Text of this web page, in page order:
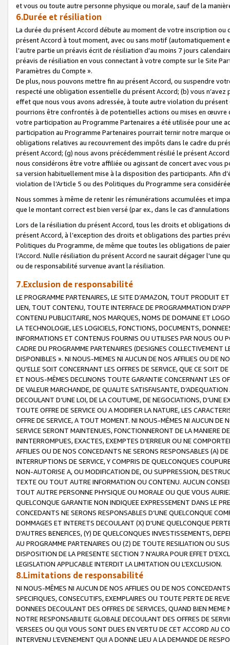
et vous ou toute autre personne physique ou morale, sauf de la
6.Durée et résiliation
La durée du présent Accord débute au moment de votre inscription
présent Accord à tout moment, avec ou sans motif (automatiquement
l’autre partie un préavis écrit de résiliation d’au moins 7 jours
préavis de résiliation en vous connectant à votre compte sur le Site
Paramètres du Compte ».
De plus, nous pouvons mettre fin au présent Accord, ou suspendre
respecté une obligation essentielle du présent Accord; (b) vous
effet que nous vous avons adressée, à toute autre violation du
pourrions être confrontés à de potentielles actions ou mises en
votre participation au Programme Partenaires a été utilisée pour une
participation au Programme Partenaires pourrait ternir notre marque
obligations relatives au recouvrement des impôts dans le cadre du
présent Accord; (g) nous avons précédemment résilié le présent
nous considérons être votre affiliée ou agissant de concert avec vous
sa version habituellement mise à la disposition des participants. Afin
violation de l’Article 5 ou des Politiques du Programme sera
Nous sommes à même de retenir les rémunérations accumulées et
que le montant correct est bien versé (par ex., dans le cas
Lors de la résiliation du présent Accord, tous les droits et obligations
présent Accord, à l’exception des droits et obligations des parties
Politiques du Programme, de même que toutes les obligations de
l’Accord. Nulle résiliation du présent Accord ne saurait dégager l'une
ou de responsabilité survenue avant la résiliation.
7.Exclusion de responsabilité
LE PROGRAMME PARTENAIRES, LE SITE D’AMAZON, TOUT PRODUIT
LIEN, TOUT CONTENU, TOUTE INTERFACE DE PROGRAMMATION
CONTENU PUBLICITAIRE, NOS MARQUES, NOMS DE DOMAINE ET
LA TECHNOLOGIE, LES LOGICIELS, FONCTIONS, DOCUMENTS,
INFORMATIONS ET CONTENUS FOURNIS OU UTILISES PAR NOUS OU
CADRE DU PROGRAMME PARTENAIRES (DESIGNES COLLECTIVEMENT
DISPONIBLES ». NI NOUS-MEMES NI AUCUN DE NOS AFFILIES OU DE
QU’ELLE SOIT CONCERNANT LES OFFRES DE SERVICE, QUE CE SOIT
ET NOUS-MÊMES DECLINONS TOUTE GARANTIE CONCERNANT LES
DE VALEUR MARCHANDE, DE QUALITE SATISFAISANTE,
DECOULANT D’UNE LOI, DE LA COUTUME, DE NEGOCIATIONS, D’UNE
TOUTE OFFRE DE SERVICE OU A MODIFIER LA NATURE, LES
OFFRE DE SERVICE, A TOUT MOMENT. NI NOUS-MÊMES NI AUCUN DE
SERVICE SERONT MAINTENUES, FONCTIONNERONT DE LA MANIERE
ININTERROMPUES, EXACTES, EXEMPTES D’ERREUR OU NE
AFFILIES OU DE NOS CONCEDANTS NE SERONS RESPONSABLES (A)
INTERRUPTIONS DE SERVICE, Y COMPRIS DE QUELCONQUES
NON-AUTORISE A, OU MODIFICATION DE, OU SUPPRESSION,
TEXTE OU TOUT AUTRE INFORMATION OU CONTENU. AUCUN
TOUT AUTRE PERSONNE PHYSIQUE OU MORALE OU QUE VOUS
QUELCONQUE GARANTIE NON INDIQUEE EXPRESSEMENT DANS LE
CONCEDANTS NE SERONS RESPONSABLES D’UNE QUELCONQUE
DOMMAGES ET INTERETS DECOULANT (X) D'UNE QUELCONQUE
D'AUTRES BENEFICES, (Y) DE QUELCONQUES INVESTISSEMENTS,
AU PROGRAMME PARTENAIRES OU (Z) DE TOUTE RESILIATION OU
DISPOSITION DE LA PRESENTE SECTION 7 N'AURA POUR EFFET
LEGISLATION APPLICABLE INTERDIT LA LIMITATION OU L’EXCLUSION.
8.Limitations de responsabilité
NI NOUS-MÊMES NI AUCUN DE NOS AFFILIES OU DE NOS
SPECIFIQUES, CONSECUTIFS, EXEMPLAIRES OU TOUTE PERTE DE
DONNEES DECOULANT DES OFFRES DE SERVICES, QUAND BIEN
NOTRE RESPONSABILITE GLOBALE DECOULANT DES OFFRES DE
VERSEES OU QUI VOUS SONT DUES EN VERTU DE CET ACCORD AU
INTERVENU L’EVENEMENT QUI A DONNE LIEU A LA DEMANDE DE